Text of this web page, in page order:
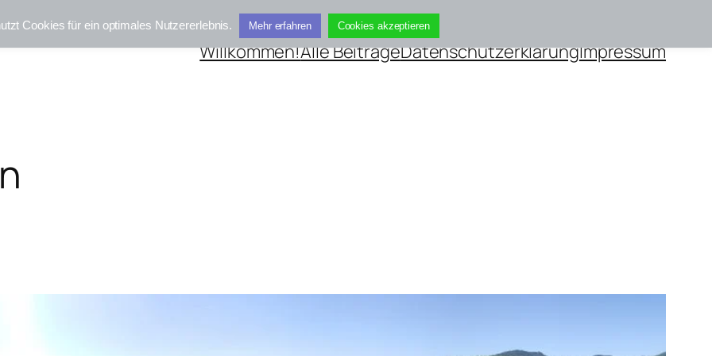
Willkommen!Alle BeiträgeDatenschutzerklärungImpressum
Cookies für ein optimales Nutzererlebnis. Mehr erfahren Cookies akzeptieren